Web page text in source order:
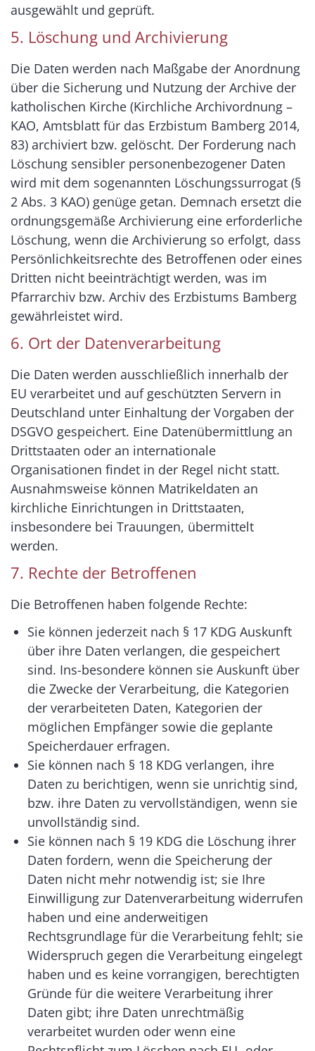
ausgewählt und geprüft.
5. Löschung und Archivierung
Die Daten werden nach Maßgabe der Anordnung
über die Sicherung und Nutzung der Archive der
katholischen Kirche (Kirchliche Archivordnung –
KAO, Amtsblatt für das Erzbistum Bamberg 2014,
83) archiviert bzw. gelöscht. Der Forderung nach
Löschung sensibler personenbezogener Daten
wird mit dem sogenannten Löschungssurrogat (§
2 Abs. 3 KAO) genüge getan. Demnach ersetzt die
ordnungsgemäße Archivierung eine erforderliche
Löschung, wenn die Archivierung so erfolgt, dass
Persönlichkeitsrechte des Betroffenen oder eines
Dritten nicht beeinträchtigt werden, was im
Pfarrarchiv bzw. Archiv des Erzbistums Bamberg
gewährleistet wird.
6. Ort der Datenverarbeitung
Die Daten werden ausschließlich innerhalb der
EU verarbeitet und auf geschützten Servern in
Deutschland unter Einhaltung der Vorgaben der
DSGVO gespeichert. Eine Datenübermittlung an
Drittstaaten oder an internationale
Organisationen findet in der Regel nicht statt.
Ausnahmsweise können Matrikeldaten an
kirchliche Einrichtungen in Drittstaaten,
insbesondere bei Trauungen, übermittelt
werden.
7. Rechte der Betroffenen
Die Betroffenen haben folgende Rechte:
Sie können jederzeit nach § 17 KDG Auskunft
über ihre Daten verlangen, die gespeichert
sind. Ins-besondere können sie Auskunft über
die Zwecke der Verarbeitung, die Kategorien
der verarbeiteten Daten, Kategorien der
möglichen Empfänger sowie die geplante
Speicherdauer erfragen.
Sie können nach § 18 KDG verlangen, ihre
Daten zu berichtigen, wenn sie unrichtig sind,
bzw. ihre Daten zu vervollständigen, wenn sie
unvollständig sind.
Sie können nach § 19 KDG die Löschung ihrer
Daten fordern, wenn die Speicherung der
Daten nicht mehr notwendig ist; sie Ihre
Einwilligung zur Datenverarbeitung widerrufen
haben und eine anderweitigen
Rechtsgrundlage für die Verarbeitung fehlt; sie
Widerspruch gegen die Verarbeitung eingelegt
haben und es keine vorrangigen, berechtigten
Gründe für die weitere Verarbeitung ihrer
Daten gibt; ihre Daten unrechtmäßig
verarbeitet wurden oder wenn eine